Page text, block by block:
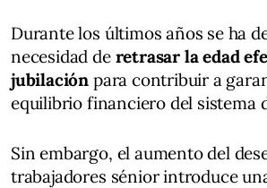
Durante los últimos años se ha
necesidad de retrasar la edad
jubilación para contribuir a
equilibrio financiero del sistema
Sin embargo, el aumento del
trabajadores sénior introduce